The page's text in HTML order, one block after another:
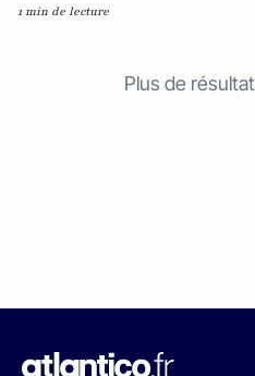
1 min de lecture
Plus de